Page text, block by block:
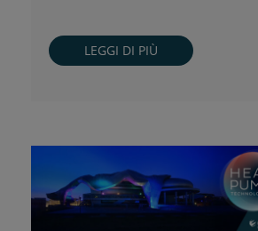
LEGGI DI PIÙ